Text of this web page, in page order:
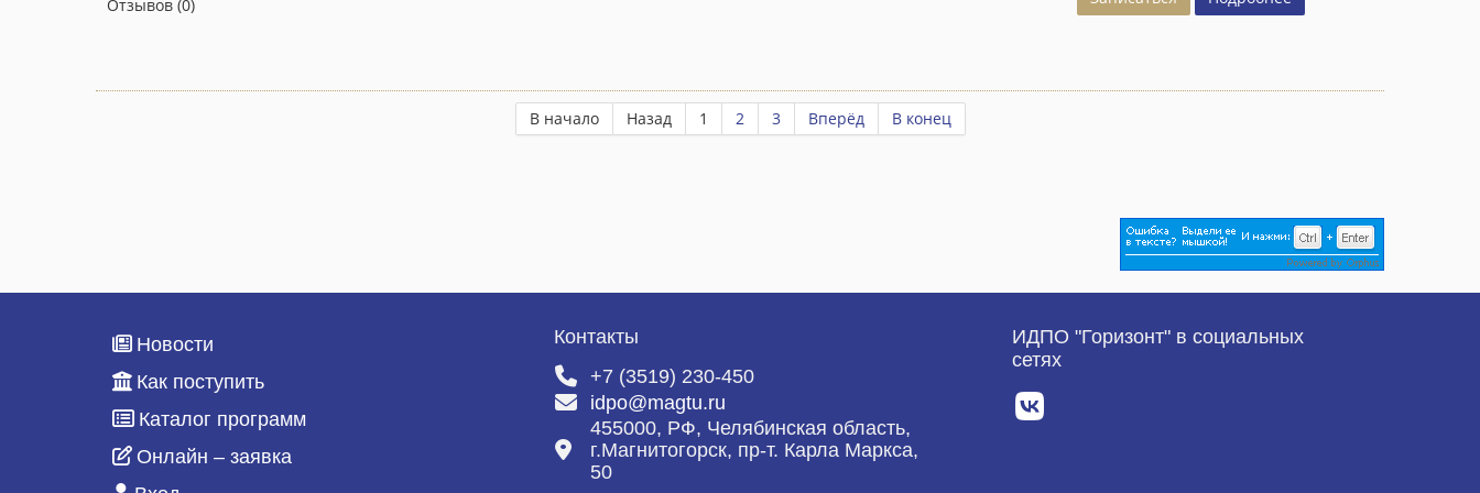
Отзывов (0)
В начало Назад 1 2 3 Вперёд В конец
Новости
Как поступить
Каталог программ
Онлайн – заявка
Контакты
+7 (3519) 230-450
idpo@magtu.ru
455000, РФ, Челябинская область,
г.Магнитогорск, пр-т. Карла Маркса,
50
ИДПО "Горизонт" в социальных
сетях